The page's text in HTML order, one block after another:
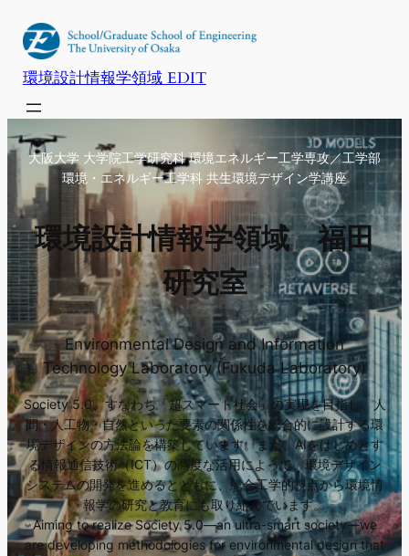
ッ
プ
環境設計情報学領域 EDIT
大阪大学 大学院工学研究科 環境エネルギー工学専攻／工学部
環境・エネルギー工学科 共生環境デザイン学講座
環境設計情報学領域 福田
研究室
Environmental Design and Information
Technology Laboratory (Fukuda Laboratory)
Society 5.0、すなわち「超スマート社会」の実現を目指し、人
間・人工物・自然といった要素の関係性を総合的に設計する環
境デザインの方法論を構築しています。また、AIをはじめとす
る情報通信技術（ICT）の高度な活用によって、環境デザイン
システムの開発を進めるとともに、総合工学的視点から環境情
報学の研究と教育にも取り組んでいます。
Aiming to realize Society 5.0—an ultra-smart society—we
are developing methodologies for environmental design that